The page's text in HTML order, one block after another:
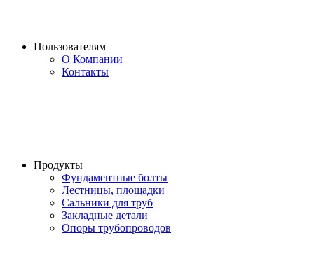
Пользователям
О Компании
Контакты
Продукты
Фундаментные болты
Лестницы, площадки
Сальники для труб
Закладные детали
Опоры трубопроводов